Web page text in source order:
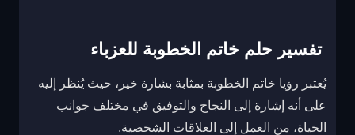
تفسير حلم خاتم الخطوبة للعزباء
يُعتبر رؤيا خاتم الخطوبة بمثابة بشارة خير، حيث يُنظر إليه
على أنه إشارة إلى النجاح والتوفيق في مختلف جوانب
الحياة، من العمل إلى العلاقات الشخصية.